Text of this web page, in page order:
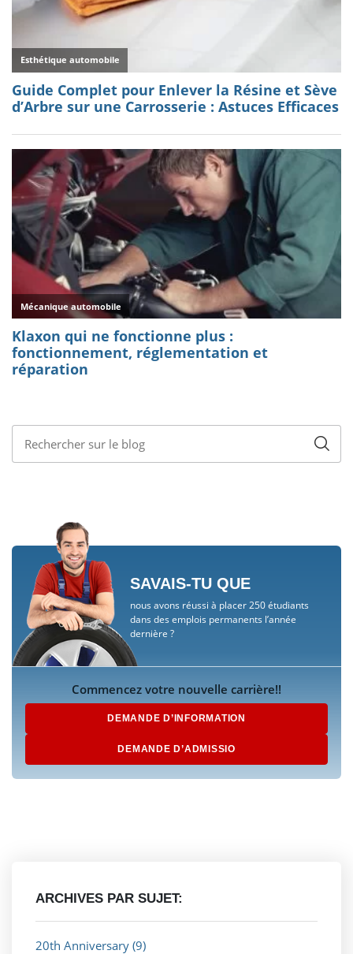
SAVAIS-TU QUE
nous avons réussi à placer 250 étudiants
dans des emplois permanents l’année
dernière ?
Commencez votre nouvelle carrière!!
DEMANDE D’INFORMATION
DEMANDE D’ADMISSIO
ARCHIVES PAR SUJET:
20th Anniversary (9)